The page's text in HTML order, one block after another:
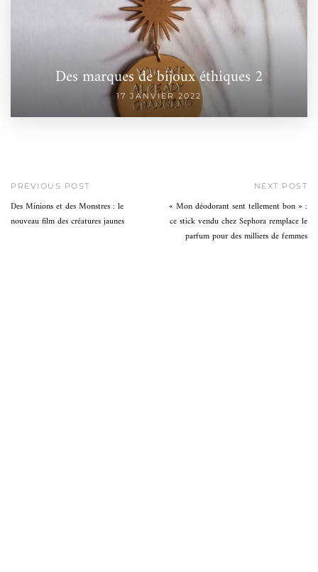
Des marques de bijoux éthiques 2
17 JANVIER 2022
PREVIOUS POST
Des Minions et des Monstres : le
nouveau film des créatures jaunes
NEXT POST
« Mon déodorant sent tellement bon » :
ce stick vendu chez Sephora remplace le
parfum pour des milliers de femmes